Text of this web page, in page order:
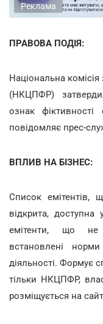
Реклама
ПРАВОВА ПОДІЯ:
Національна
(НКЦПФР)
ознак
повідомляє прес-
ВПЛИВ НА БІЗНЕС:
Список емітентів,
відкрита,
емітенти, що не
встановлені
діяльності. Формує
тільки НКЦПФР,
розміщується на